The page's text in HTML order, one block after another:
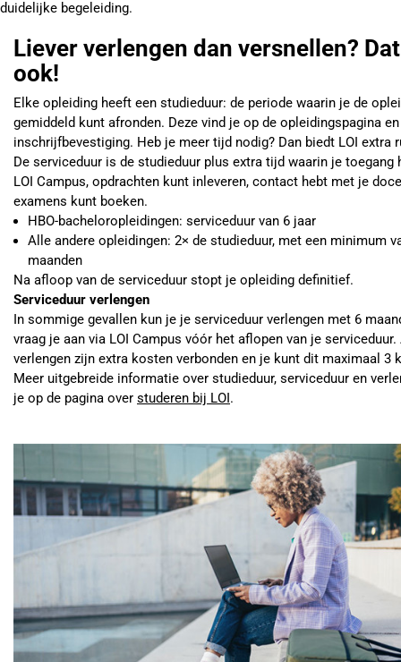
duidelijke begeleiding.
Liever verlengen dan versnellen?
ook!
Elke opleiding heeft een studieduur: de periode waarin je de
gemiddeld kunt afronden. Deze vind je op de opleidingspagina
inschrijfbevestiging. Heb je meer tijd nodig? Dan biedt LOI extra
De serviceduur is de studieduur plus extra tijd waarin je toegang
LOI Campus, opdrachten kunt inleveren, contact hebt met je
examens kunt boeken.
HBO-bacheloropleidingen: serviceduur van 6 jaar
Alle andere opleidingen: 2× de studieduur, met een minimum
maanden
Na afloop van de serviceduur stopt je opleiding definitief.
Serviceduur verlengen
In sommige gevallen kun je je serviceduur verlengen met 6
vraag je aan via LOI Campus vóór het aflopen van je serviceduur.
verlengen zijn extra kosten verbonden en je kunt dit maximaal 3
Meer uitgebreide informatie over studieduur, serviceduur en
je op de pagina over studeren bij LOI.